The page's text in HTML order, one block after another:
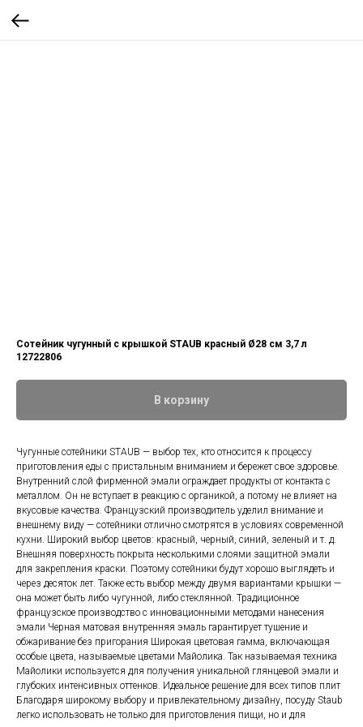
Сотейник чугунный с крышкой STAUB красный Ø28 см 3,7 л
12722806
В корзину
Чугунные сотейники STAUB — выбор тех, кто относится к процессу
приготовления еды с пристальным вниманием и бережет свое здоровье.
Внутренний слой фирменной эмали ограждает продукты от контакта с
металлом. Он не вступает в реакцию с органикой, а потому не влияет на
вкусовые качества. Французский производитель уделил внимание и
внешнему виду — сотейники отлично смотрятся в условиях современной
кухни. Широкий выбор цветов: красный, черный, синий, зеленый и т. д.
Внешняя поверхность покрыта несколькими слоями защитной эмали
для закрепления краски. Поэтому сотейники будут хорошо выглядеть и
через десяток лет. Также есть выбор между двумя вариантами крышки —
она может быть либо чугунной, либо стеклянной. Традиционное
французское производство с инновационными методами нанесения
эмали Черная матовая внутренняя эмаль гарантирует тушение и
обжаривание без пригорания Широкая цветовая гамма, включающая
особые цвета, называемые цветами Майолика. Так называемая техника
Майолики используется для получения уникальной глянцевой эмали и
глубоких интенсивных оттенков. Идеальное решение для всех типов плит
Благодаря широкому выбору и привлекательному дизайну, посуду Staub
легко использовать не только для приготовления пищи, но и для